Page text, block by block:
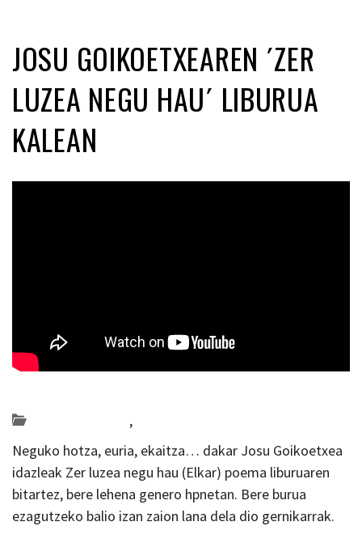
JOSU GOIKOETXEAREN ´ZER
LUZEA NEGU HAU´ LIBURUA
KALEAN
,
Neguko hotza, euria, ekaitza… dakar Josu Goikoetxea
idazleak Zer luzea negu hau (Elkar) poema liburuaren
bitartez, bere lehena genero hpnetan. Bere burua
ezagutzeko balio izan zaion lana dela dio gernikarrak.